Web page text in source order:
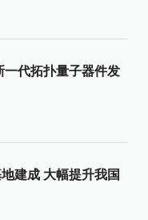
一代拓扑量子器件发
建成 大幅提升我国